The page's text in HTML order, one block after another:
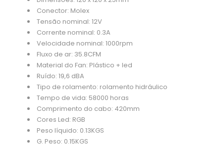
Conector: Molex
Tensão nominal: 12V
Corrente nominal: 0.3A
Velocidade nominal: 1000rpm
Fluxo de ar: 35.8CFM
Material do Fan: Plástico + led
Ruído: 19,6 dBA
Tipo de rolamento: rolamento hidráulico
Tempo de vida: 58000 horas
Comprimento do cabo: 420mm
Cores Led: RGB
Peso líquido: 0.13KGS
G. Peso: 0.15KGS